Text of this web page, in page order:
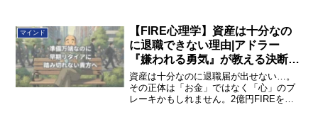
チェック！
マインド
【FIRE心理学】資産は十分なの
に退職できない理由|アドラー
『嫌われる勇気』が教える決断の
極意
資産は十分なのに退職届が出せない…。
その正体は「お金」ではなく「心」のブ
レーキかもしれません。2億円FIREを達